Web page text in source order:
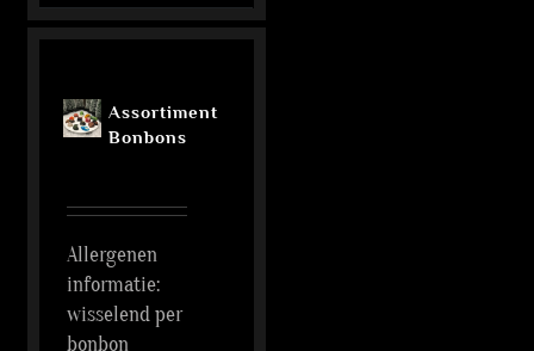
Assortiment
Bonbons
Allergenen
informatie:
wisselend per
bonbon